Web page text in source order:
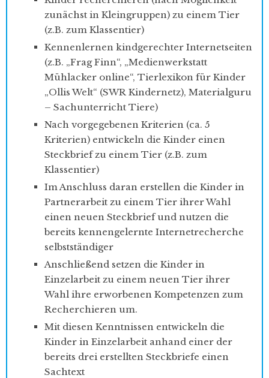
zunächst in Kleingruppen) zu einem Tier
(z.B. zum Klassentier)
Kennenlernen kindgerechter Internetseiten
(z.B. „Frag Finn“, „Medienwerkstatt
Mühlacker online“, Tierlexikon für Kinder
„Ollis Welt“ (SWR Kindernetz), Materialguru
– Sachunterricht Tiere)
Nach vorgegebenen Kriterien (ca. 5
Kriterien) entwickeln die Kinder einen
Steckbrief zu einem Tier (z.B. zum
Klassentier)
Im Anschluss daran erstellen die Kinder in
Partnerarbeit zu einem Tier ihrer Wahl
einen neuen Steckbrief und nutzen die
bereits kennengelernte Internetrecherche
selbstständiger
Anschließend setzen die Kinder in
Einzelarbeit zu einem neuen Tier ihrer
Wahl ihre erworbenen Kompetenzen zum
Recherchieren um.
Mit diesen Kenntnissen entwickeln die
Kinder in Einzelarbeit anhand einer der
bereits drei erstellten Steckbriefe einen
Sachtext